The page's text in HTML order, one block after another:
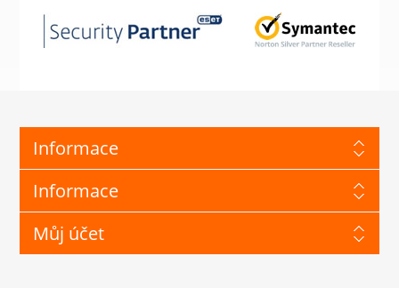
Informace
Informace
Můj účet